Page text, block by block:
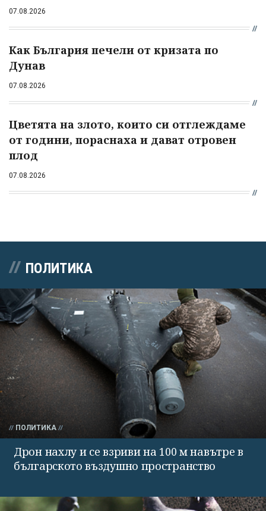
07.08.2026
Как България печели от кризата по
Дунав
07.08.2026
Цветята на злото, които си отглеждаме
от години, пораснаха и дават отровен
плод
07.08.2026
ПОЛИТИКА
ПОЛИТИКА
Дрон нахлу и се взриви на 100 м навътре в
българското въздушно пространство